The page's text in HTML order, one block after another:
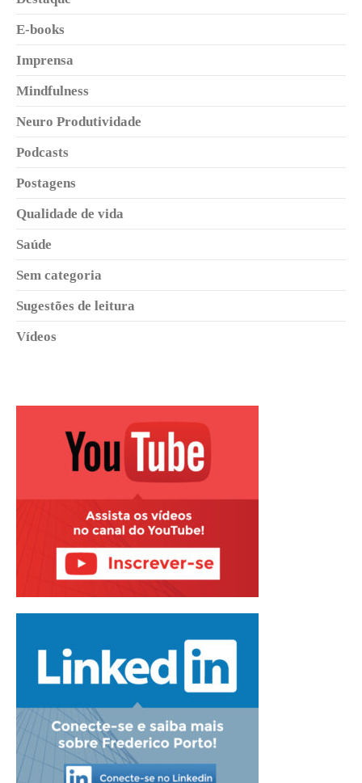
E-books
Imprensa
Mindfulness
Neuro Produtividade
Podcasts
Postagens
Qualidade de vida
Saúde
Sem categoria
Sugestões de leitura
Vídeos